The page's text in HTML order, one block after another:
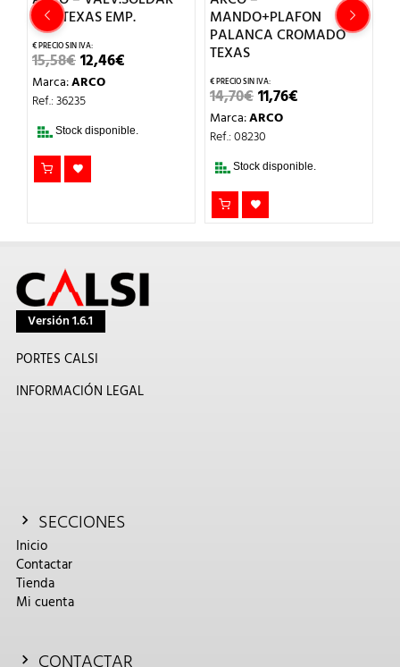
d.28 TEXAS EMP.
15,58€EL
PRECIO
ORIGINAL
ERA:
12,46€
Marca:ARCO
Ref.: 36235
Stock disponible.
MANDO+PLAFON
PALANCA CROMADO
TEXAS
14,70€EL
PRECIO
ORIGINAL
ERA:
11,76€
Marca:ARCO
Ref.: 08230
Stock disponible.
Versión 1.6.1
PORTES CALSI
INFORMACIÓN LEGAL
SECCIONES
Inicio
Contactar
Tienda
Mi cuenta